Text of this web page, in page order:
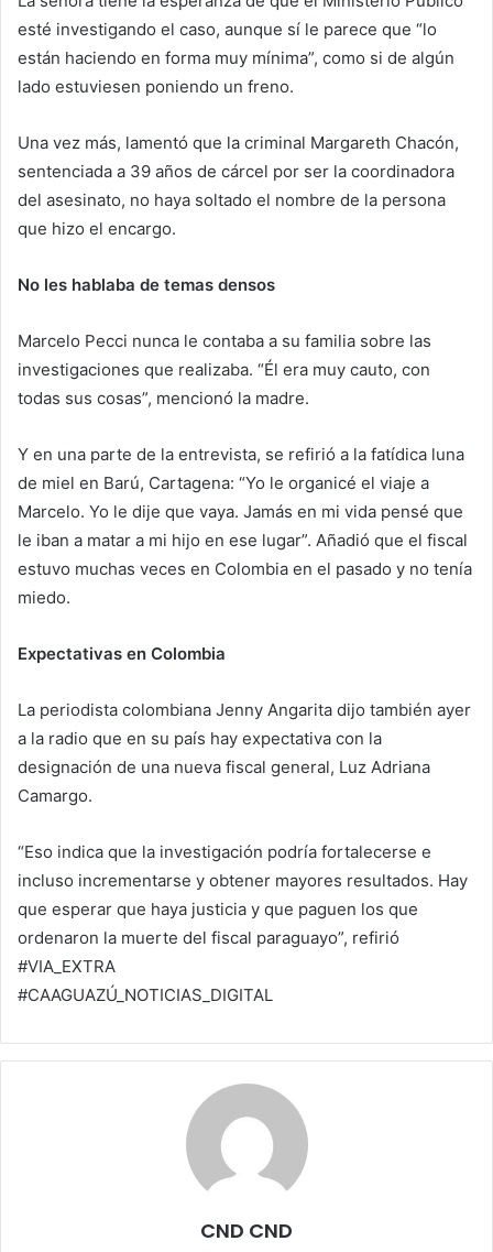
esté investigando el caso, aunque sí le parece que “lo
están haciendo en forma muy mínima”, como si de algún
lado estuviesen poniendo un freno.
Una vez más, lamentó que la criminal Margareth Chacón,
sentenciada a 39 años de cárcel por ser la coordinadora
del asesinato, no haya soltado el nombre de la persona
que hizo el encargo.
No les hablaba de temas densos
Marcelo Pecci nunca le contaba a su familia sobre las
investigaciones que realizaba. “Él era muy cauto, con
todas sus cosas”, mencionó la madre.
Y en una parte de la entrevista, se refirió a la fatídica luna
de miel en Barú, Cartagena: “Yo le organicé el viaje a
Marcelo. Yo le dije que vaya. Jamás en mi vida pensé que
le iban a matar a mi hijo en ese lugar”. Añadió que el fiscal
estuvo muchas veces en Colombia en el pasado y no tenía
miedo.
Expectativas en Colombia
La periodista colombiana Jenny Angarita dijo también ayer
a la radio que en su país hay expectativa con la
designación de una nueva fiscal general, Luz Adriana
Camargo.
“Eso indica que la investigación podría fortalecerse e
incluso incrementarse y obtener mayores resultados. Hay
que esperar que haya justicia y que paguen los que
ordenaron la muerte del fiscal paraguayo”, refirió
#VIA_EXTRA
#CAAGUAZÚ_NOTICIAS_DIGITAL
CND CND